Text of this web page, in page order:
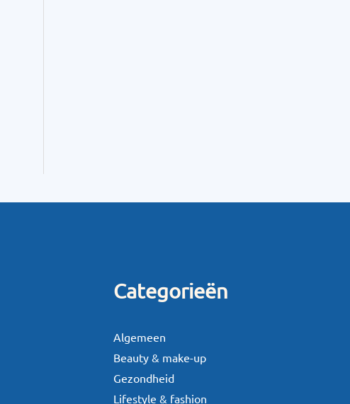
Categorieën
Algemeen
Beauty & make-up
Gezondheid
Lifestyle & fashion